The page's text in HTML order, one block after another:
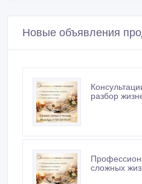
Новые объявления
разбор
сложных